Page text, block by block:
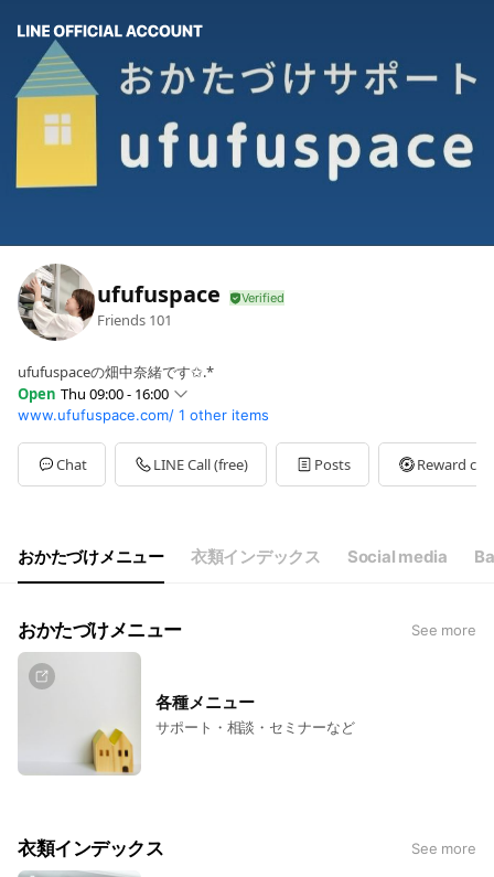
ufufuspace
Friends 101
ufufuspaceの畑中奈緒です✩.*
Open Thu 09:00 - 16:00
SunClosed
Mon09:00 - 16:00
Tue09:00 - 16:00
Wed09:00 - 16:00
Sat
Closed
土日祝日のサポートはご相談ください。
www.ufufuspace.com/ 1 other items
Chat LINE Call (free) Posts Reward
おかたづけメニュー 衣類インデックス Social media
おかたづけメニュー See more
各種メニュー
サポート・相談・セミナーなど
衣類インデックス See more